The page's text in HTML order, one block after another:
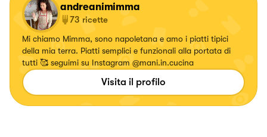
andreanimimma
73 ricette
Mi chiamo Mimma, sono napoletana e amo i piatti tipici
della mia terra. Piatti semplici e funzionali alla portata di
tutti 🥰 seguimi su Instagram @mani.in.cucina
Visita il profilo